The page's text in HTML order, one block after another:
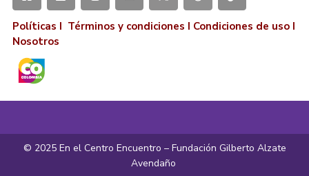
Políticas I Términos y condiciones I Condiciones de uso I
Nosotros
© 2025 En el Centro Encuentro – Fundación Gilberto Alzate
Avendaño